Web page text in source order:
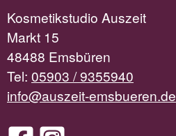
Kosmetikstudio Auszeit
Markt 15
48488 Emsbüren
Tel: 05903 / 9355940
info@auszeit-emsbueren.de